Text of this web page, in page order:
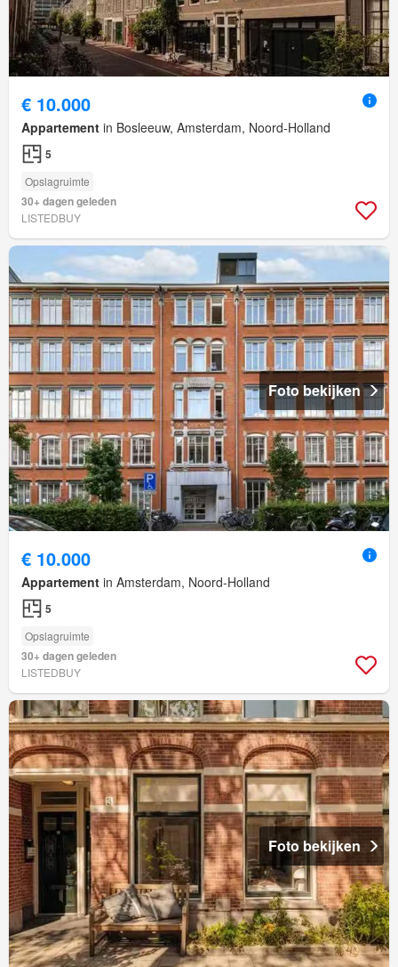
€ 10.000
Appartement in Bosleeuw, Amsterdam, Noord-Holland
5
Opslagruimte
30+ dagen geleden
LISTEDBUY
Foto bekijken
€ 10.000
Appartement in Amsterdam, Noord-Holland
5
Opslagruimte
30+ dagen geleden
LISTEDBUY
Foto bekijken